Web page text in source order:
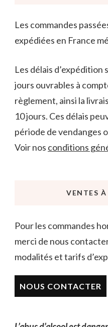
Les commandes
expédiées en France
Les délais
jours ouvrables à
règlement, ainsi la
10 jours. Ces délais
période de vendanges
Voir nos conditions
VENTES À
Pour les commandes
merci de nous
modalités et tarifs
NOUS CONTACTER